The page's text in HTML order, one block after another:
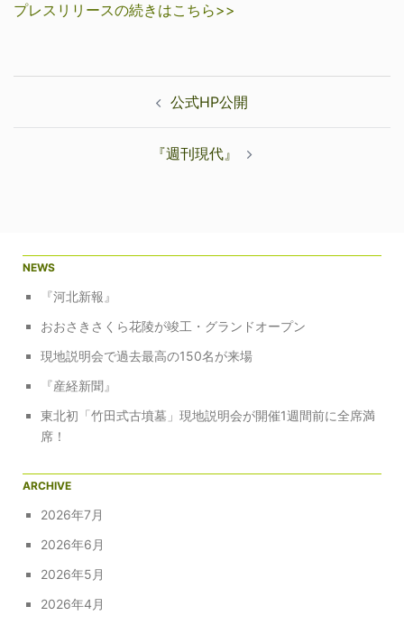
プレスリリースの続きはこちら>>
ョ
ン
公式HP公開
『週刊現代』
NEWS
『河北新報』
おおさきさくら花陵が竣工・グランドオープン
現地説明会で過去最高の150名が来場
『産経新聞』
東北初「竹田式古墳墓」現地説明会が開催1週間前に全席満
席！
ARCHIVE
2026年7月
2026年6月
2026年5月
2026年4月